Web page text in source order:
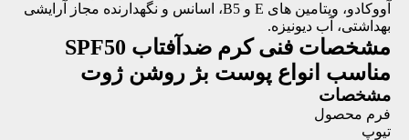
آووکادو، ویتامین های E و B5، اسانس و نگهدارنده مجاز آرایشی
بهداشتی، آب دیونیزه.
مشخصات فنی
کرم ضدآفتاب SPF50
مناسب انواع پوست بژ روشن ژوت
مشخصات
فرم محصول
تیوپ